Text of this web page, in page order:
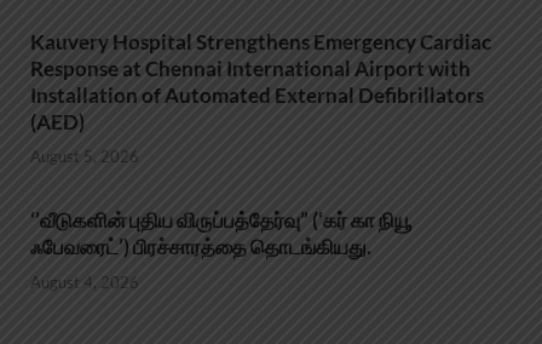
Kauvery Hospital Strengthens Emergency Cardiac
Response at Chennai International Airport with
Installation of Automated External Defibrillators
(AED)
August 5, 2026
‘’வீடுகளின் புதிய விருப்பத்தேர்வு” (‘கர் கா நியூ
ஃபேவரைட்’) பிரச்சாரத்தை தொடங்கியது.
August 4, 2026